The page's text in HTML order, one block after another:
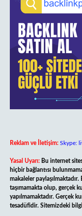
Reklam ve İletişim: Skype:
Yasal Uyarı: Bu internet
hiçbir bağlantısı
makaleler
taşımamakta olup, gerçek
yapılmamaktadır. Gerçek
tesadüfidir. Sitemizdeki